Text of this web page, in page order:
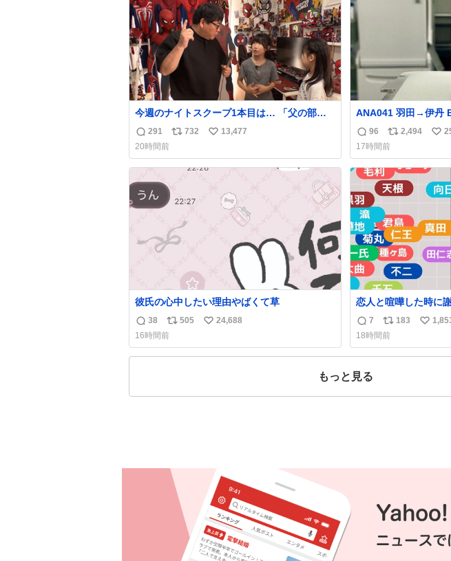
数
今週のナイトスクープ1本目は… 「父の部屋
を奪いたい姉妹」
返
信
数
291
リ
ス
数
732
い
ね
13,477
20時間前
ANA041 羽田→伊丹
到着遅れにつき 「安
秒でも遅延回復に努
気合い十分！ が、フ
ぎ… 「飛ばしすぎた
の待機を命じられて
ープ吹き出しそうに
返
信
数
96
リ
ポ
ス
ト
数
2,494
い
ね
数
17時間前
彼氏の心中したい理由やばくて草
返
信
数
38
リ
ポ
ス
505
い
ね
24,688
16時間前
恋人と喧嘩した時に
えてみました💭 ▶︎自分から謝る or 悪くない
なら謝らない ▶︎ねち
ている 個人的見解です！色々と許してくださ
い！
返
信
数
7
リ
ポ
ス
183
い
ね
18時間前
もっと見る